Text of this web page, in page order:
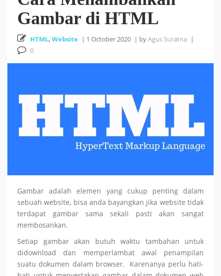
Cara Install HUSTOJ (HUST Online Judge) di Ubuntu
24.04 LTS 26 October 2025
Cara Mencari Jurnal dengan mudah di Publish or Perish
Tutorial Bahasa R : #5 Visualisasi Data dengan R
September 2025
18 September 2025
Gambar di HTML
HTML, Website | 1 October 2020 | byAgus Suratna
|
0
Gambar adalah elemen yang cukup penting dalam
sebuah website, bisa anda bayangkan jika website tidak
terdapat gambar sama sekali pasti akan sangat
membosankan.
Setiap gambar akan butuh waktu tambahan untuk
didownload dan memperlambat awal penampilan
suatu dokumen dalam browser. Karenanya perlu hati-